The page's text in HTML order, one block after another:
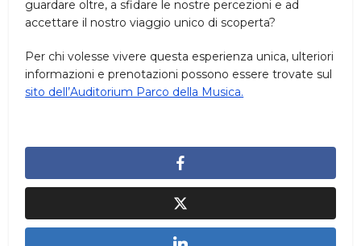
guardare oltre, a sfidare le nostre percezioni e ad
accettare il nostro viaggio unico di scoperta?
Per chi volesse vivere questa esperienza unica, ulteriori
informazioni e prenotazioni possono essere trovate sul
sito dell’Auditorium Parco della Musica.